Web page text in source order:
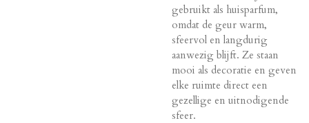
gebruikt als huisparfum,
omdat de geur warm,
sfeervol en langdurig
aanwezig blijft. Ze staan
mooi als decoratie en geven
elke ruimte direct een
gezellige en uitnodigende
sfeer.